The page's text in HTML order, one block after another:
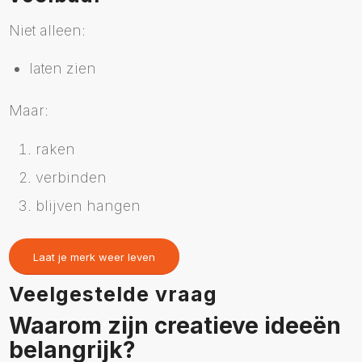
Niet alleen:
laten zien
Maar:
raken
verbinden
blijven hangen
Laat je merk weer leven
Veelgestelde vraag
Waarom zijn creatieve ideeën
belangrijk?